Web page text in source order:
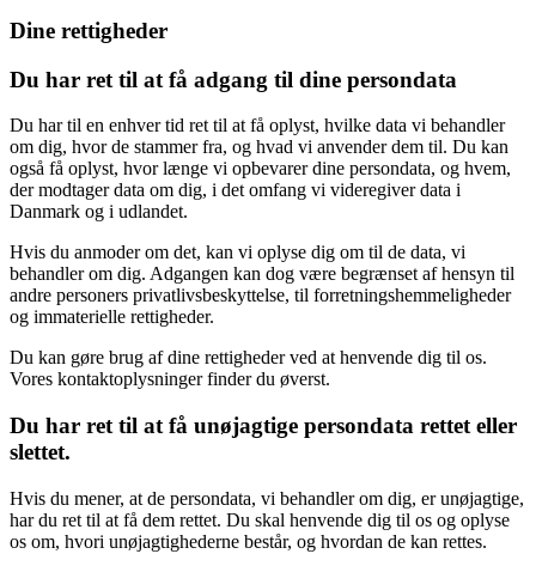
Dine rettigheder
Du har ret til at få adgang til dine persondata
Du har til en enhver tid ret til at få oplyst, hvilke data vi behandler
om dig, hvor de stammer fra, og hvad vi anvender dem til. Du kan
også få oplyst, hvor længe vi opbevarer dine persondata, og hvem,
der modtager data om dig, i det omfang vi videregiver data i
Danmark og i udlandet.
Hvis du anmoder om det, kan vi oplyse dig om til de data, vi
behandler om dig. Adgangen kan dog være begrænset af hensyn til
andre personers privatlivsbeskyttelse, til forretningshemmeligheder
og immaterielle rettigheder.
Du kan gøre brug af dine rettigheder ved at henvende dig til os.
Vores kontaktoplysninger finder du øverst.
Du har ret til at få unøjagtige persondata rettet eller
slettet.
Hvis du mener, at de persondata, vi behandler om dig, er unøjagtige,
har du ret til at få dem rettet. Du skal henvende dig til os og oplyse
os om, hvori unøjagtighederne består, og hvordan de kan rettes.